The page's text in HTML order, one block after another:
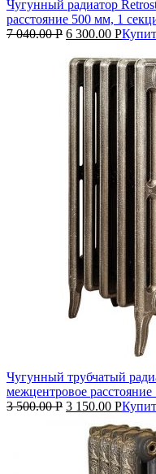
Чугунный радиатор
расстояние 500 мм, 1
7 040.00Р 6 300.00 Р
Чугунный трубчатый
межцентровое
3 500.00Р 3 150.00 Р